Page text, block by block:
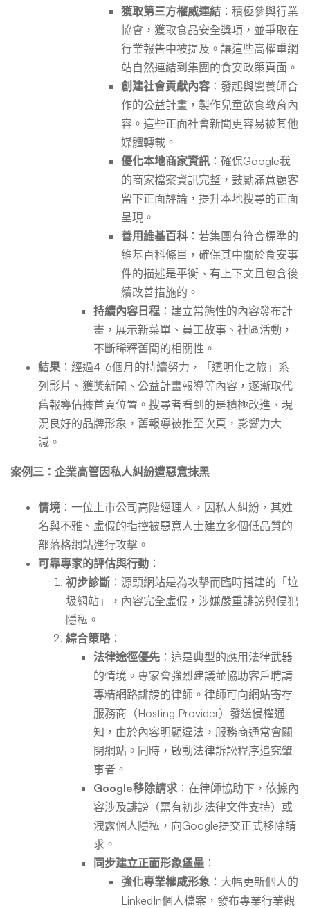
獲取第三方權威連結 ：積極參與行業
協會，獲取食品安全獎項，並爭取在
行業報告中被提及。讓這些高權重網
站自然連結到集團的食安政策頁面。
創建社會貢獻內容 ：發起與營養師合
作的公益計畫，製作兒童飲食教育內
容。這些正面社會新聞更容易被其他
媒體轉載。
優化本地商家資訊 ：確保Google我
的商家檔案資訊完整，鼓勵滿意顧客
留下正面評論，提升本地搜尋的正面
呈現。
善用維基百科 ：若集團有符合標準的
維基百科條目，確保其中關於食安事
件的描述是平衡、有上下文且包含後
續改善措施的。
持續內容日程 ：建立常態性的內容發布計
畫，展示新菜單、員工故事、社區活動，
不斷稀釋舊聞的相關性。
結果 ：經過4-6個月的持續努力，「透明化之旅」系
列影片、獲獎新聞、公益計畫報導等內容，逐漸取代
舊報導佔據首頁位置。搜尋者看到的是積極改進、現
況良好的品牌形象，舊報導被推至次頁，影響力大
減。
案例三：企業高管因私人糾紛遭惡意抹黑
情境 ：一位上市公司高階經理人，因私人糾紛，其姓
名與不雅、虛假的指控被惡意人士建立多個低品質的
部落格網站進行攻擊。
可靠專家的評估與行動 ：
初步診斷 ：源頭網站是為攻擊而臨時搭建的「垃
圾網站」，內容完全虛假，涉嫌嚴重誹謗與侵犯
隱私。
綜合策略：
法律途徑優先 ：這是典型的應用法律武器
的情境。專家會強烈建議並協助客戶聘請
專精網路誹謗的律師。律師可向網站寄存
服務商（Hosting Provider）發送侵權通
知，由於內容明顯違法，服務商通常會關
閉網站。同時，啟動法律訴訟程序追究肇
事者。
Google移除請求 ：在律師協助下，依據內
容涉及誹謗（需有初步法律文件支持）或
洩露個人隱私，向Google提交正式移除請
求。
同步建立正面形象堡壘 ：
強化專業權威形象 ：大幅更新個人的
LinkedIn個人檔案，發布專業行業觀